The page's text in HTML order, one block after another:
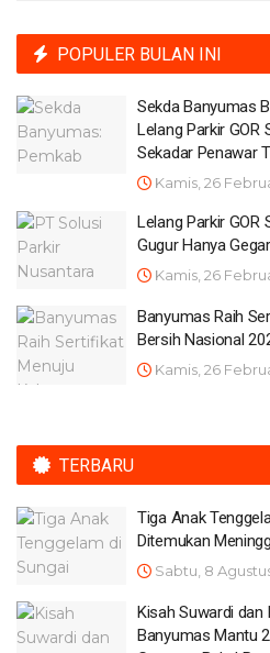
POPULER BULAN INI
Sekda Banyumas
Lelang Parkir GOR
Sekadar Penawar
Kamis, 26
Lelang Parkir GOR
Gugur Hanya
Kamis, 26
Banyumas Raih
Bersih Nasional
Kamis, 26
TERBARU
Tiga Anak
Ditemukan
Sabtu, 8
Kisah Suwardi dan
Banyumas Mantu